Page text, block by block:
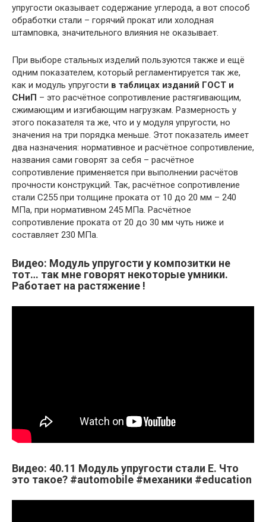
упругости оказывает содержание углерода, а вот способ
обработки стали – горячий прокат или холодная
штамповка, значительного влияния не оказывает.
При выборе стальных изделий пользуются также и ещё
одним показателем, который регламентируется так же,
как и модуль упругости в таблицах изданий ГОСТ и
СНиП – это расчётное сопротивление растягивающим,
сжимающим и изгибающим нагрузкам. Размерность у
этого показателя та же, что и у модуля упругости, но
значения на три порядка меньше. Этот показатель имеет
два назначения: нормативное и расчётное сопротивление,
названия сами говорят за себя – расчётное
сопротивление применяется при выполнении расчётов
прочности конструкций. Так, расчётное сопротивление
стали С255 при толщине проката от 10 до 20 мм – 240
МПа, при нормативном 245 МПа. Расчётное
сопротивление проката от 20 до 30 мм чуть ниже и
составляет 230 МПа.
Видео: Модуль упругости у композитки не
тот… так мне говорят некоторые умники.
Работает на растяжение !
Видео: 40.11 Модуль упругости стали Е. Что
это такое? #automobile #механики #education